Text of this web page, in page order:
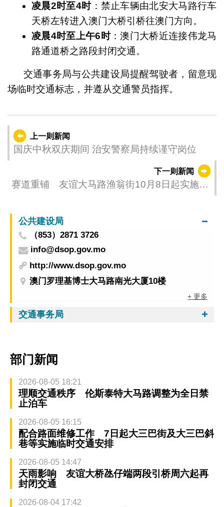
凌晨2时至4时​：禁止车辆由北安大马路行车
天桥左转进入澳门大桥引桥往澳门方向。
凌晨4时至上午6时​：澳门大桥近连接伟龙马
路通道桥之路段封闭交通。
交通事务局与公共建设局提醒驾驶者，留意现
场临时交通标志，并遵从交通警员指挥。
上一则新闻
国庆中秋双庆期间 治安警察局持续谨守岗位
下一则新闻
赛道重铺 友谊大马路渔翁街10月8日起实施临
公共建设局
（853）2871 3726
info@dsop.gov.mo
http://www.dsop.gov.mo
澳门罗理基博士大马路南光大厦10楼
+ 更多
交通事务局
部门新闻
2026-08-05 18:21
理顺交通秩序 伦斯泰特大马路调整为全日禁
止泊车
2026-08-05 16:15
配合路面维修工作 7日起大三巴街及大三巴斜
巷等实施临时交通安排
2026-08-05 14:47
天雨影响 友谊大桥氹仔端两段引桥周六起再
封闭交通
2026-08-04 17:42